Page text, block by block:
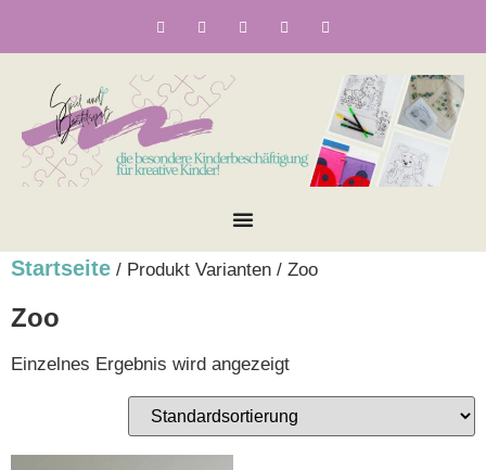
Startseite / Produkt Varianten / Zoo
Zoo
Einzelnes Ergebnis wird angezeigt